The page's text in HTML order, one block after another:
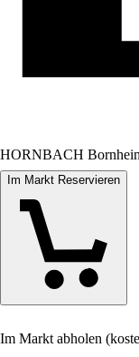
HORNBACH
Im Markt Reservieren
Im Markt abholen